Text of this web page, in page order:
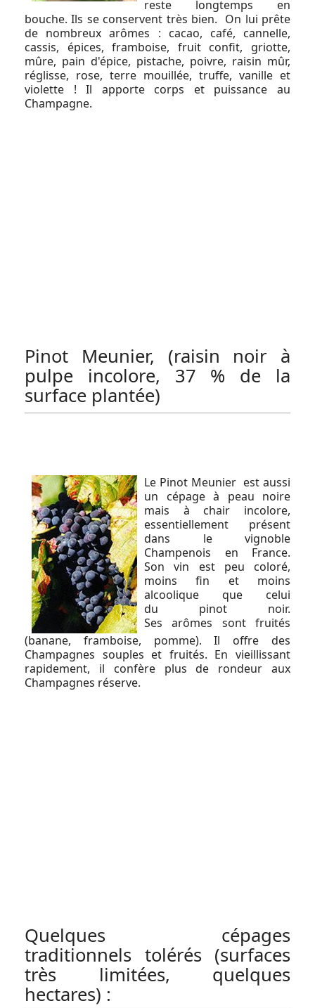
reste longtemps en
bouche. Ils se conservent très bien. On lui prête
de nombreux arômes : cacao, café, cannelle,
cassis, épices, framboise, fruit confit, griotte,
mûre, pain d'épice, pistache, poivre, raisin mûr,
réglisse, rose, terre mouillée, truffe, vanille et
violette ! Il apporte corps et puissance au
Champagne.
Pinot Meunier, (raisin noir à
pulpe incolore, 37 % de la
surface plantée)
Le Pinot Meunier est aussi
un cépage à peau noire
mais à chair incolore,
essentiellement présent
dans le vignoble
Champenois en France.
Son vin est peu coloré,
moins fin et moins
alcoolique que celui
du pinot noir.
Ses arômes sont fruités
(banane, framboise, pomme). Il offre des
Champagnes souples et fruités. En vieillissant
rapidement, il confère plus de rondeur aux
Champagnes réserve.
Quelques cépages
traditionnels tolérés (surfaces
très limitées, quelques
hectares) :